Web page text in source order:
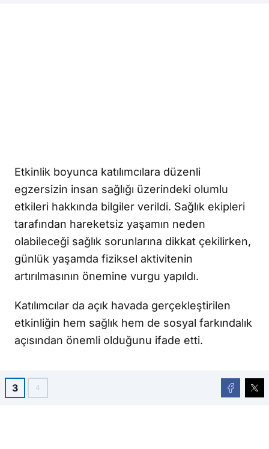
Etkinlik boyunca katılımcılara düzenli
egzersizin insan sağlığı üzerindeki olumlu
etkileri hakkında bilgiler verildi. Sağlık ekipleri
tarafından hareketsiz yaşamın neden
olabileceği sağlık sorunlarına dikkat çekilirken,
günlük yaşamda fiziksel aktivitenin
artırılmasının önemine vurgu yapıldı.
Katılımcılar da açık havada gerçekleştirilen
etkinliğin hem sağlık hem de sosyal farkındalık
açısından önemli olduğunu ifade etti.
3 4